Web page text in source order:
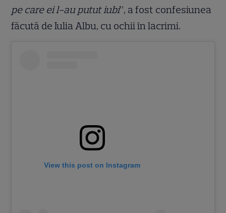
pe care ei l-au putut iubi”, a fost confesiunea
făcută de Iulia Albu, cu ochii în lacrimi.
View this post on Instagram